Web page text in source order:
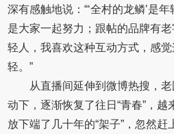
深有感触地说：“‘全村的龙鳞’是
是大家一起努力；跟帖的品牌有
轻人，我喜欢这种互动方式，感
轻。”
从直播间延伸到微博热搜，
动下，逐渐恢复了往日“青春”，越
放下端了几十年的“架子”，忽然